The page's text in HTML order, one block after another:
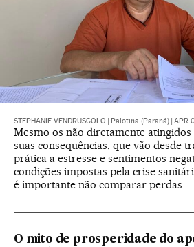
STEPHANIE VENDRUSCOLO Palotina (Paraná) APR
Mesmo os não diretamente
suas consequências, que vão desde
prática a estresse e sentimentos
condições impostas pela crise
é importante não comparar perdas
O mito de prosperidade do